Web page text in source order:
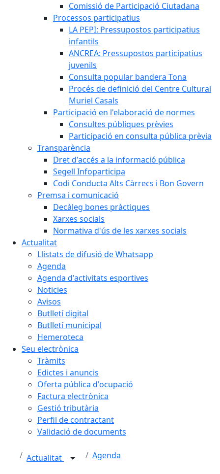
Comissió de Participació Ciutadana
Processos participatius
LA PEPI: Pressupostos participatius
infantils
ANCREA: Pressupostos participatius
juvenils
Consulta popular bandera Tona
Procés de definició del Centre Cultural
Muriel Casals
Participació en l'elaboració de normes
Consultes públiques prèvies
Participació en consulta pública prèvia
Transparència
Dret d'accés a la informació pública
Segell Infoparticipa
Codi Conducta Alts Càrrecs i Bon Govern
Premsa i comunicació
Decàleg bones pràctiques
Xarxes socials
Normativa d'ús de les xarxes socials
Actualitat
Llistats de difusió de Whatsapp
Agenda
Agenda d'activitats esportives
Noticies
Avisos
Butlletí digital
Butlletí municipal
Hemeroteca
Seu electrònica
Tràmits
Edictes i anuncis
Oferta pública d'ocupació
Factura electrònica
Gestió tributària
Perfil de contractant
Validació de documents
Actualitat Agenda